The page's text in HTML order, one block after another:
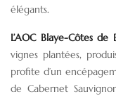
élégants.
L’AOC Blaye-Côtes de
vignes plantées,
profite d’un
de Cabernet